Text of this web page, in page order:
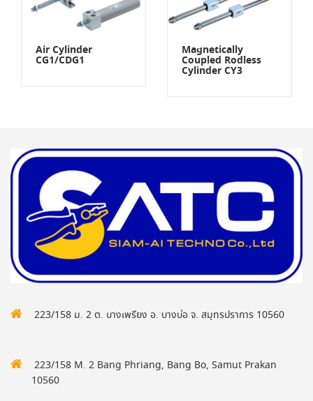
Air Cylinder
CG1/CDG1
Magnetically
Coupled Rodless
Cylinder CY3
223/158 ม. 2 ต. บางเพรียง อ. บางบ่อ จ. สมุทรปราการ 10560
223/158 M. 2 Bang Phriang, Bang Bo, Samut Prakan
10560